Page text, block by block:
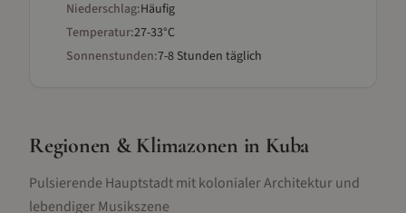
Niederschlag:Häufig
Temperatur:27-33°C
Sonnenstunden:7-8 Stunden täglich
Regionen & Klimazonen in Kuba
Pulsierende Hauptstadt mit kolonialer Architektur und
lebendiger Musikszene